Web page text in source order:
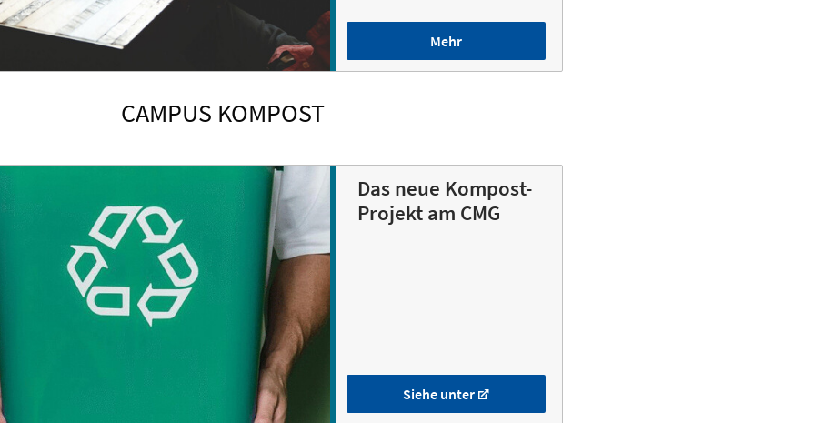
Mehr
CAMPUS KOMPOST
Das neue Kompost-
Projekt am CMG
Siehe unter